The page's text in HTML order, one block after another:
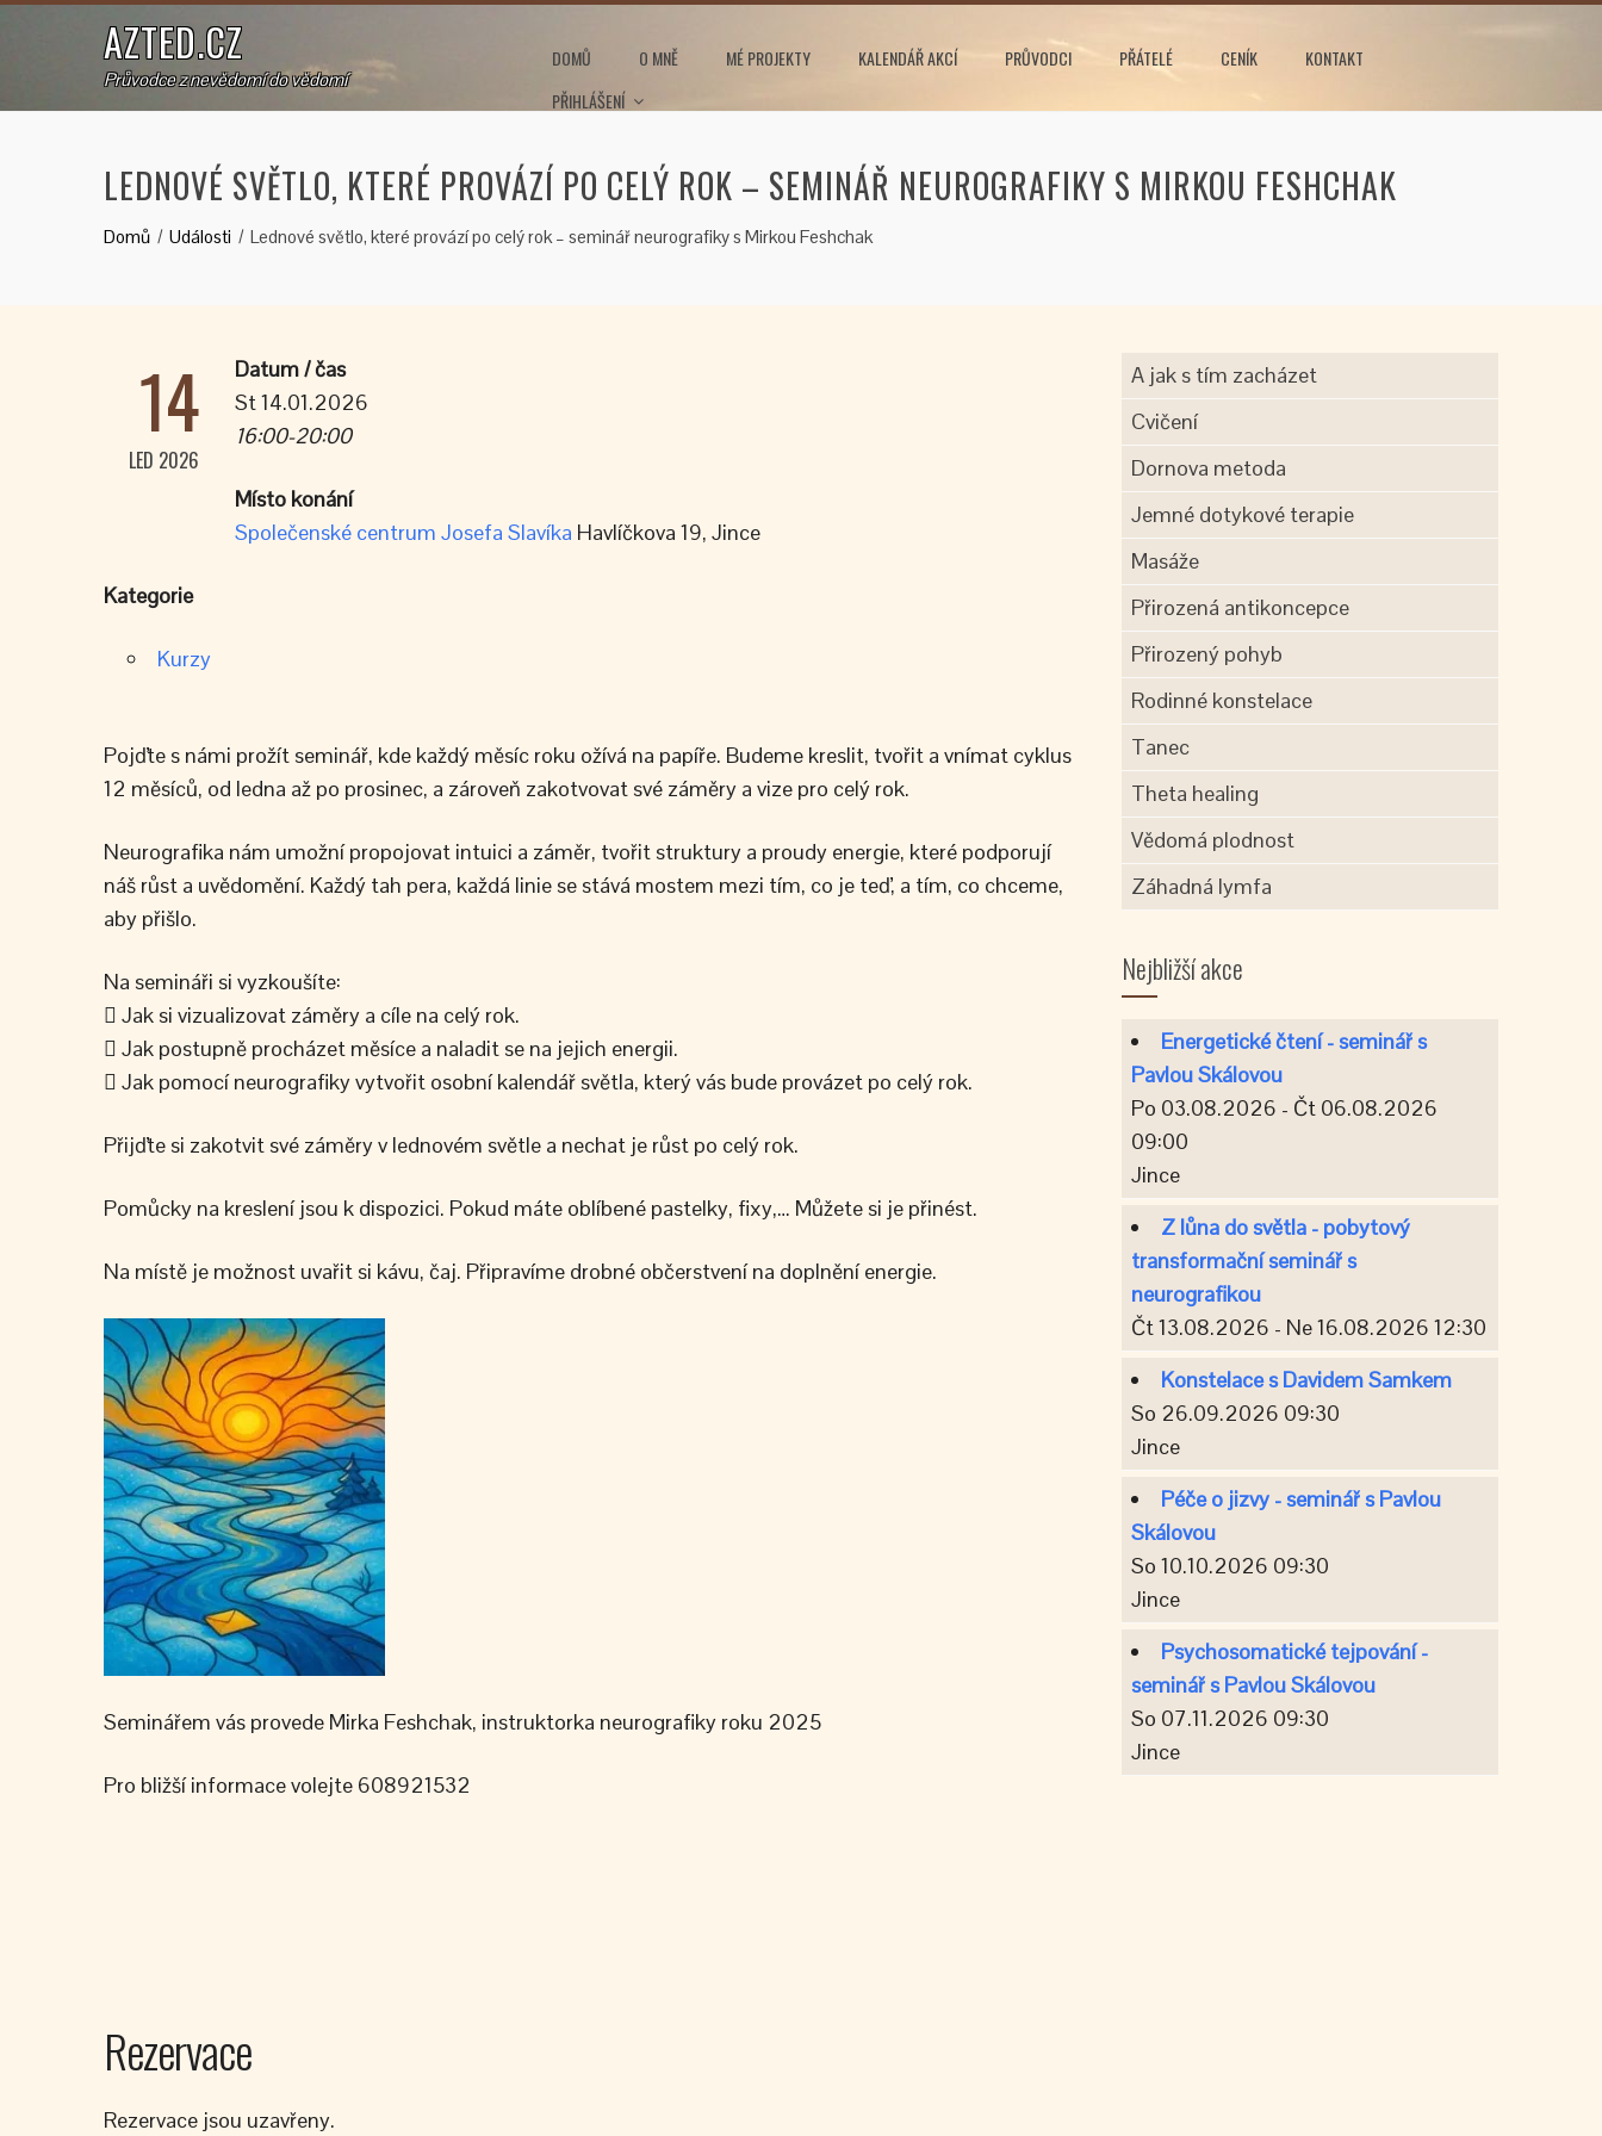
AZTED.CZ
Průvodce z nevědomí do vědomí
DOMŮ O MNĚ MÉ PROJEKTY KALENDÁŘ AKCÍ PRŮVODCI PŘÁTELÉ CENÍK
KONTAKT
PŘIHLÁŠENÍ
LEDNOVÉ SVĚTLO, KTERÉ PROVÁZÍ PO CELÝ ROK – SEMINÁŘ NEUROGRAFIKY S MIRKOU FESHCHAK
Domů Události Lednové světlo, které provází po celý rok – seminář neurografiky s Mirkou Feshchak
14
LED 2026
Datum / čas
St 14.01.2026
16:00-20:00
Místo konání
Společenské centrum Josefa Slavíka Havlíčkova 19, Jince
Kategorie
Kurzy
Pojďte s námi prožít seminář, kde každý měsíc roku ožívá na papíře. Budeme kreslit, tvořit a vnímat cyklus
12 měsíců, od ledna až po prosinec, a zároveň zakotvovat své záměry a vize pro celý rok.
Neurografika nám umožní propojovat intuici a záměr, tvořit struktury a proudy energie, které podporují
náš růst a uvědomění. Každý tah pera, každá linie se stává mostem mezi tím, co je teď, a tím, co chceme,
aby přišlo.
Na semináři si vyzkoušíte:
 Jak si vizualizovat záměry a cíle na celý rok.
 Jak postupně procházet měsíce a naladit se na jejich energii.
 Jak pomocí neurografiky vytvořit osobní kalendář světla, který vás bude provázet po celý rok.
Přijďte si zakotvit své záměry v lednovém světle a nechat je růst po celý rok.
Pomůcky na kreslení jsou k dispozici. Pokud máte oblíbené pastelky, fixy,… Můžete si je přinést.
Na místě je možnost uvařit si kávu, čaj. Připravíme drobné občerstvení na doplnění energie.
Seminářem vás provede Mirka Feshchak, instruktorka neurografiky roku 2025
Pro bližší informace volejte 608921532
Rezervace
Rezervace jsou uzavřeny.
A jak s tím zacházet
Cvičení
Dornova metoda
Jemné dotykové terapie
Masáže
Přirozená antikoncepce
Přirozený pohyb
Rodinné konstelace
Tanec
Theta healing
Vědomá plodnost
Záhadná lymfa
Nejbližší akce
Energetické čtení - seminář s
Pavlou Skálovou
Po 03.08.2026 - Čt 06.08.2026
09:00
Jince
Z lůna do světla - pobytový
transformační seminář s
neurografikou
Čt 13.08.2026 - Ne 16.08.2026 12:30
Konstelace s Davidem Samkem
So 26.09.2026 09:30
Jince
Péče o jizvy - seminář s Pavlou
Skálovou
So 10.10.2026 09:30
Jince
Psychosomatické tejpování -
seminář s Pavlou Skálovou
So 07.11.2026 09:30
Jince